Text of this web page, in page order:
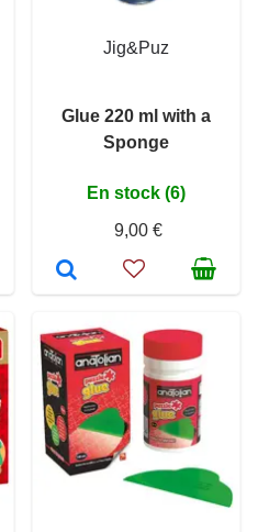
Jig&Puz
Glue 220 ml with a
Sponge
En stock (6)
9,00 €